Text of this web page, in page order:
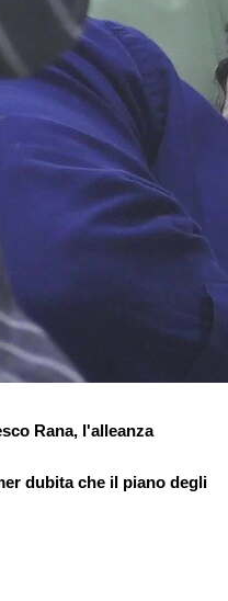
Rana, l'alleanza
dubita che il piano degli